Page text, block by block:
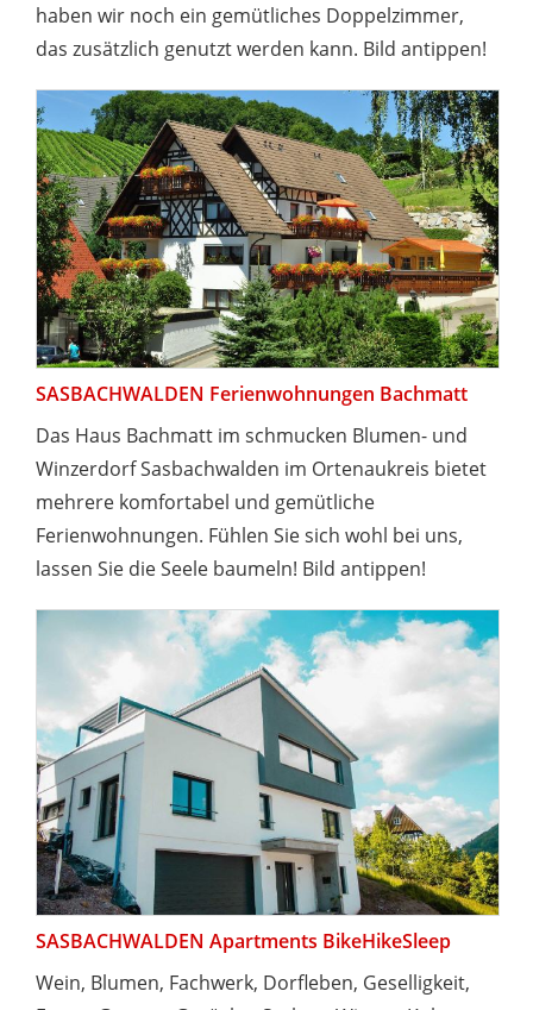
haben wir noch ein gemütliches Doppelzimmer,
das zusätzlich genutzt werden kann. Bild antippen!
SASBACHWALDEN Ferienwohnungen Bachmatt
Das Haus Bachmatt im schmucken Blumen- und
Winzerdorf Sasbachwalden im Ortenaukreis bietet
mehrere komfortabel und gemütliche
Ferienwohnungen. Fühlen Sie sich wohl bei uns,
lassen Sie die Seele baumeln! Bild antippen!
SASBACHWALDEN Apartments BikeHikeSleep
Wein, Blumen, Fachwerk, Dorfleben, Geselligkeit,